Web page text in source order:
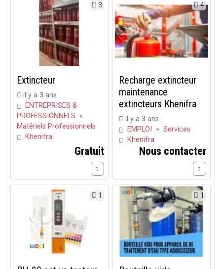
3
Extincteur
il y a 3 ans
ENTREPRISES &
PROFESSIONNELS »
Matériels Professionnels
Khenifra
Gratuit
4
Recharge extincteur
maintenance
extincteurs Khenifra
il y a 3 ans
EMPLOI
» Services
Khenifra
Nous contacter
1 1